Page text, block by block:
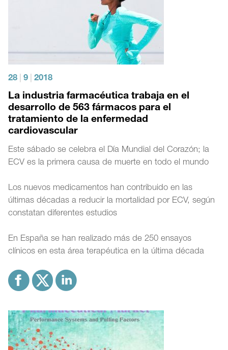
28 9 2018
La industria farmacéutica trabaja en el
desarrollo de 563 fármacos para el
tratamiento de la enfermedad
cardiovascular
Este sábado se celebra el Día Mundial del Corazón; la
ECV es la primera causa de muerte en todo el mundo
Los nuevos medicamentos han contribuido en las
últimas décadas a reducir la mortalidad por ECV, según
constatan diferentes estudios
En España se han realizado más de 250 ensayos
clínicos en esta área terapéutica en la última década